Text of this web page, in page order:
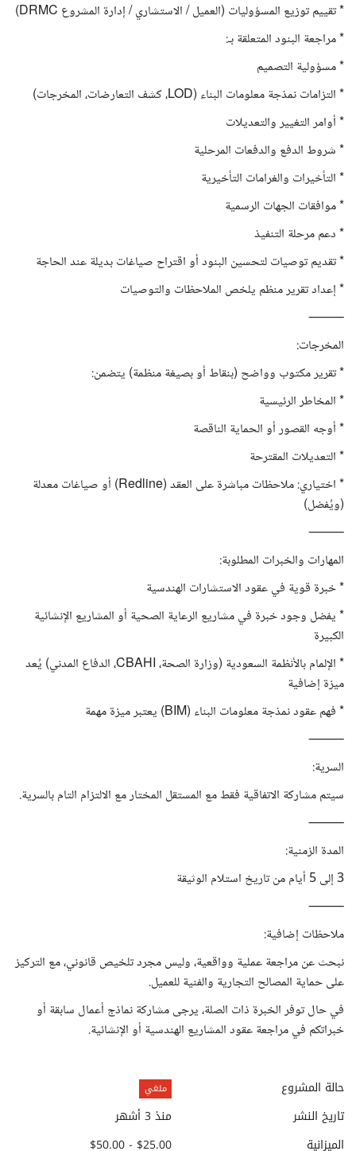
* تقييم توزيع المسؤوليات (العميل / الاستشاري / إدارة المشروع DRMC)
* مراجعة البنود المتعلقة بـ:
* مسؤولية التصميم
* التزامات نمذجة معلومات البناء (LOD، كشف التعارضات، المخرجات)
* أوامر التغيير والتعديلات
* شروط الدفع والدفعات المرحلية
* التأخيرات والغرامات التأخيرية
* موافقات الجهات الرسمية
* دعم مرحلة التنفيذ
* تقديم توصيات لتحسين البنود أو اقتراح صياغات بديلة عند الحاجة
* إعداد تقرير منظم يلخص الملاحظات والتوصيات
⸻
المخرجات:
* تقرير مكتوب وواضح (بنقاط أو بصيغة منظمة) يتضمن:
* المخاطر الرئيسية
* أوجه القصور أو الحماية الناقصة
* التعديلات المقترحة
* اختياري: ملاحظات مباشرة على العقد (Redline) أو صياغات معدلة
(ويُفضل)
⸻
المهارات والخبرات المطلوبة:
* خبرة قوية في عقود الاستشارات الهندسية
* يفضل وجود خبرة في مشاريع الرعاية الصحية أو المشاريع الإنشائية
الكبيرة
* الإلمام بالأنظمة السعودية (وزارة الصحة، CBAHI، الدفاع المدني) يُعد
ميزة إضافية
* فهم عقود نمذجة معلومات البناء (BIM) يعتبر ميزة مهمة
⸻
السرية:
سيتم مشاركة الاتفاقية فقط مع المستقل المختار مع الالتزام التام بالسرية.
⸻
المدة الزمنية:
3 إلى 5 أيام من تاريخ استلام الوثيقة
⸻
ملاحظات إضافية:
نبحث عن مراجعة عملية وواقعية، وليس مجرد تلخيص قانوني، مع التركيز
على حماية المصالح التجارية والفنية للعميل.
في حال توفر الخبرة ذات الصلة، يرجى مشاركة نماذج أعمال سابقة أو
خبراتكم في مراجعة عقود المشاريع الهندسية أو الإنشائية.
حالة المشروع ملغي
تاريخ النشر
منذ 3 أشهر
الميزانية
$25.00 - $50.00